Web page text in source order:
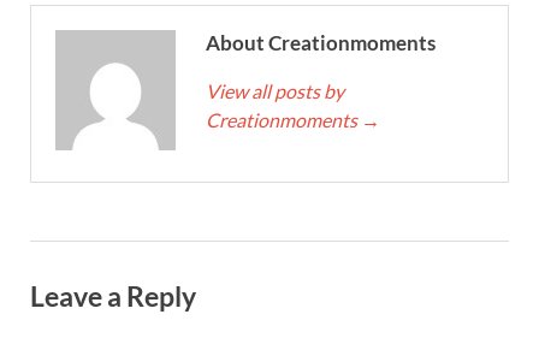
About Creationmoments
View all posts by
Creationmoments →
Leave a Reply